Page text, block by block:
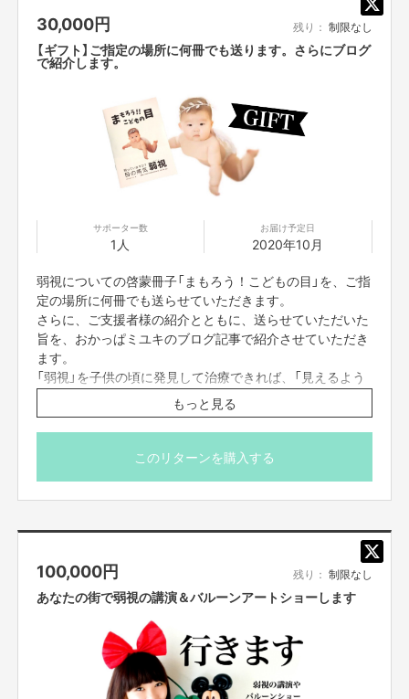
30,000円 残り： 制限なし
【ギフト】ご指定の場所に何冊でも送ります。さらにブログ
で紹介します。
サポーター数
1人
お届け予定日
2020年10月
弱視についての啓蒙冊子「まもろう！こどもの目」を、ご指
定の場所に何冊でも送らせていただきます。
さらに、ご支援者様の紹介とともに、送らせていただいた
旨を、おかっぱミユキのブログ記事で紹介させていただき
ます。
「弱視」を子供の頃に発見して治療できれば、「見えるよう
になった」という事実が最高のギフトになります。
いただいたお金は印刷代や送料にさせていただきます。
もっと見る
このリターンを購入する
100,000円 残り： 制限なし
あなたの街で弱視の講演＆バルーンアートショーします